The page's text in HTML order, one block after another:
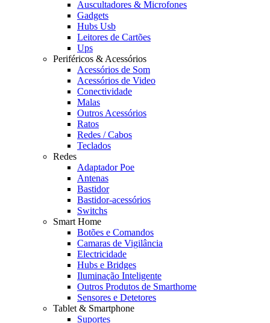
Auscultadores & Microfones
Gadgets
Hubs Usb
Leitores de Cartões
Ups
Periféricos & Acessórios
Acessórios de Som
Acessórios de Video
Conectividade
Malas
Outros Acessórios
Ratos
Redes / Cabos
Teclados
Redes
Adaptador Poe
Antenas
Bastidor
Bastidor-acessórios
Switchs
Smart Home
Botões e Comandos
Camaras de Vigilância
Electricidade
Hubs e Bridges
Iluminação Inteligente
Outros Produtos de Smarthome
Sensores e Detetores
Tablet & Smartphone
Suportes